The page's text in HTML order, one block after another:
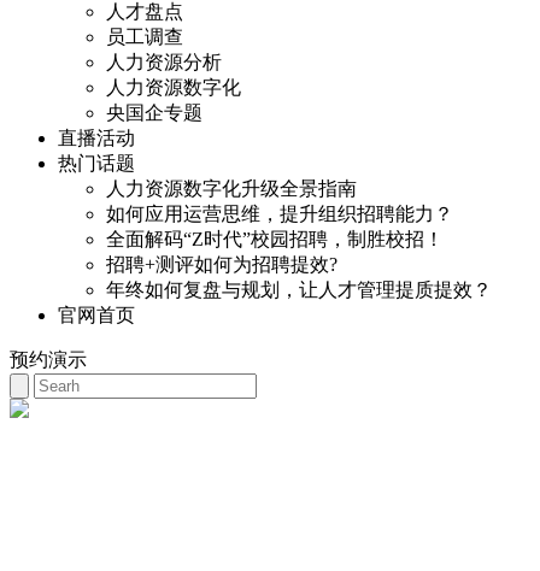
人才盘点
员工调查
人力资源分析
人力资源数字化
央国企专题
直播活动
热门话题
人力资源数字化升级全景指南
如何应用运营思维，提升组织招聘能力？
全面解码“Z时代”校园招聘，制胜校招！
招聘+测评如何为招聘提效?
年终如何复盘与规划，让人才管理提质提效？
官网首页
预约演示